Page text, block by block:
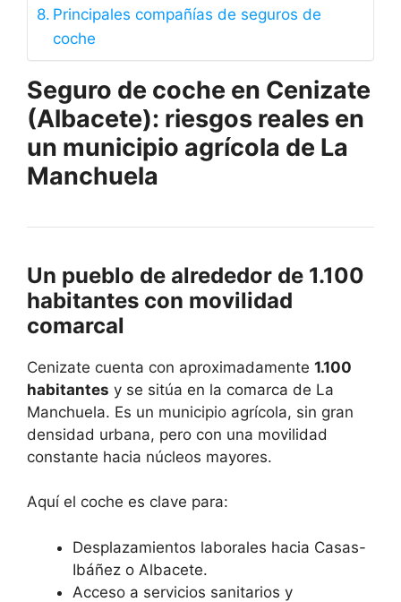
Principales compañías de seguros de
coche
Seguro de coche en Cenizate
(Albacete): riesgos reales en
un municipio agrícola de La
Manchuela
Un pueblo de alrededor de 1.100
habitantes con movilidad
comarcal
Cenizate cuenta con aproximadamente 1.100
habitantes y se sitúa en la comarca de La
Manchuela. Es un municipio agrícola, sin gran
densidad urbana, pero con una movilidad
constante hacia núcleos mayores.
Aquí el coche es clave para:
Desplazamientos laborales hacia Casas-
Ibáñez o Albacete.
Acceso a servicios sanitarios y